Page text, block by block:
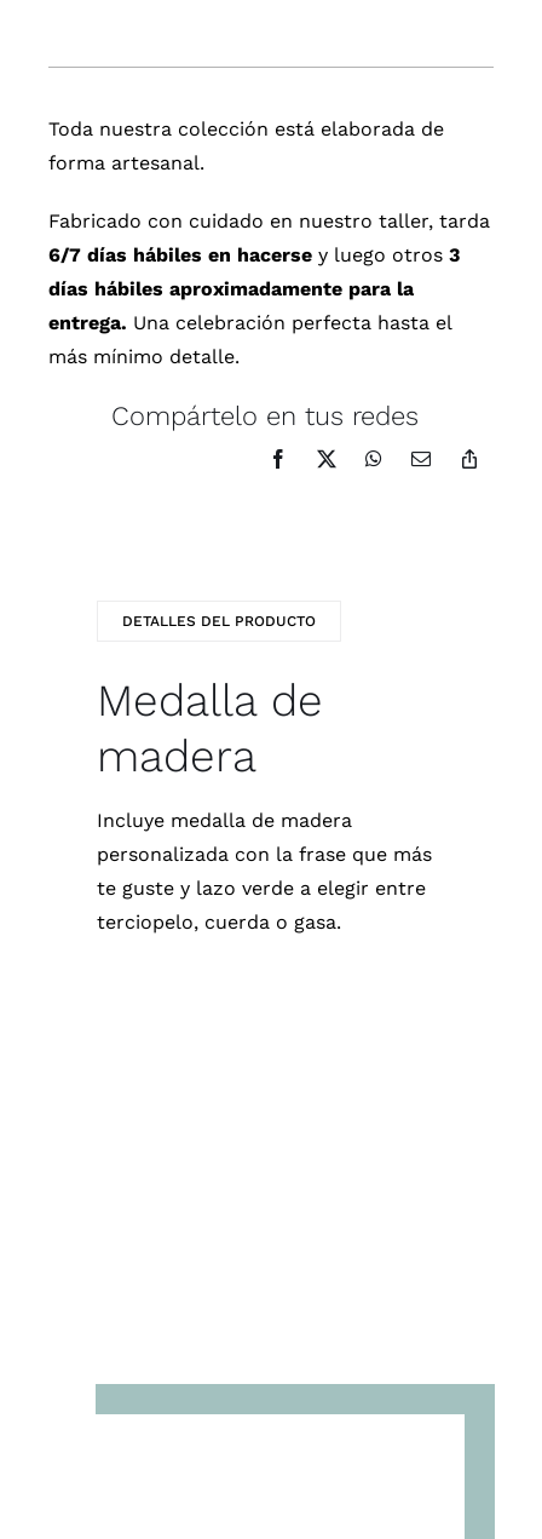
Toda nuestra colección está elaborada de
forma artesanal.
Fabricado con cuidado en nuestro taller, tarda
6/7 días hábiles en hacersey luego otros 3
días hábiles aproximadamente para la
entrega. Una celebración perfecta hasta el
más mínimo detalle.
Compártelo en tus redes
DETALLES DEL PRODUCTO
Medalla de
madera
Incluye medalla de madera
personalizada con la frase que más
te guste y lazo verde a elegir entre
terciopelo, cuerda o gasa.